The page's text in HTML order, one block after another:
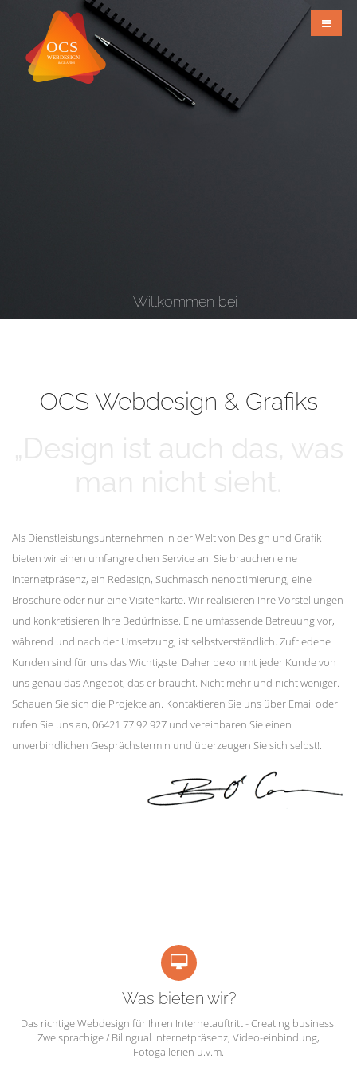
Willkommen bei
OCS Webdesign & Grafiks
Als Dienstleistungsunternehmen in der Welt von Design und Grafik
bieten wir einen umfangreichen Service an. Sie brauchen eine
Internetpräsenz, ein Redesign, Suchmaschinenoptimierung, eine
Broschüre oder nur eine Visitenkarte. Wir realisieren Ihre Vorstellungen
und konkretisieren Ihre Bedürfnisse. Eine umfassende Betreuung vor,
während und nach der Umsetzung, ist selbstverständlich. Zufriedene
Kunden sind für uns das Wichtigste. Daher bekommt jeder Kunde von
uns genau das Angebot, das er braucht. Nicht mehr und nicht weniger.
Schauen Sie sich die Projekte an. Kontaktieren Sie uns über Email oder
rufen Sie uns an, 06421 77 92 927 und vereinbaren Sie einen
unverbindlichen Gesprächstermin und überzeugen Sie sich selbst!.
Was bieten wir?
Das richtige Webdesign für Ihren Internetauftritt - Creating business.
Zweisprachige / Bilingual Internetpräsenz, Video-einbindung,
Fotogallerien u.v.m.